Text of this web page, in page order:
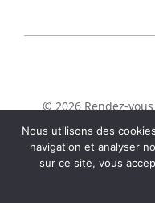
© 2026 Rendez-
Nous utilisons des
navigation et analyser
sur ce site, vous